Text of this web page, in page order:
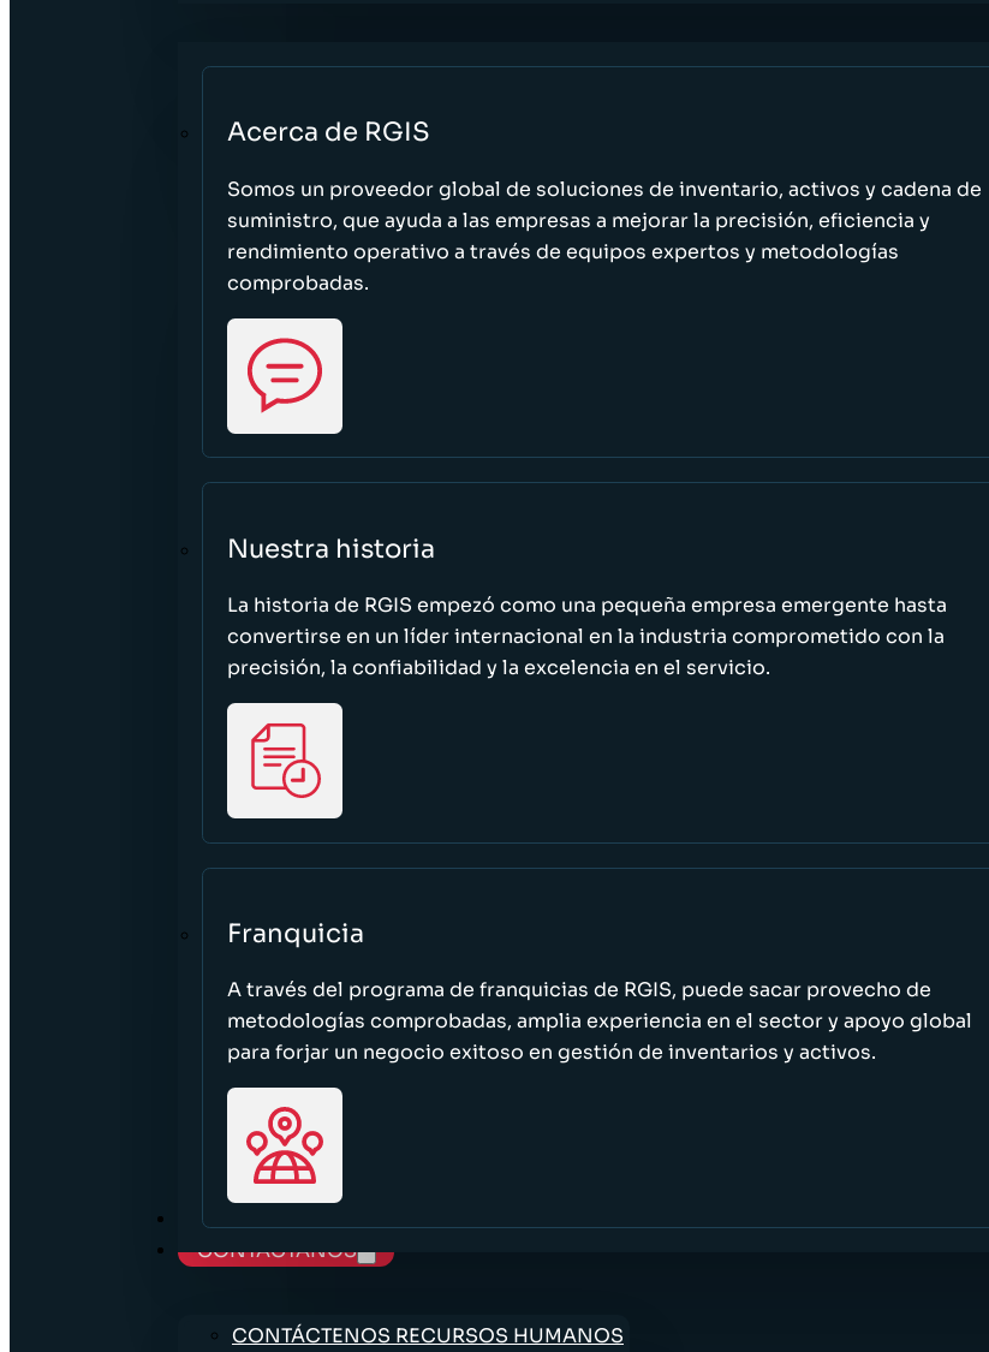
Acerca de RGIS
Somos un proveedor global de soluciones de inventario, activos y cadena de
suministro, que ayuda a las empresas a mejorar la precisión, eficiencia y
rendimiento operativo a través de equipos expertos y metodologías
comprobadas.
Nuestra historia
La historia de RGIS empezó como una pequeña empresa emergente hasta
convertirse en un líder internacional en la industria comprometido con la
precisión, la confiabilidad y la excelencia en el servicio.
Franquicia
A través del programa de franquicias de RGIS, puede sacar provecho de
metodologías comprobadas, amplia experiencia en el sector y apoyo global
para forjar un negocio exitoso en gestión de inventarios y activos.
TRABAJE CON NOSOTROS
CONTÁCTANOS
CONTÁCTENOS RECURSOS HUMANOS